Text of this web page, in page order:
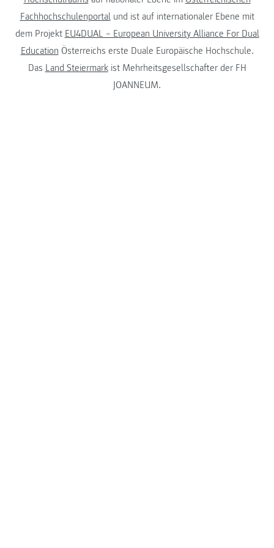
Fachhochschulenportalund ist auf internationaler Ebene mit
dem Projekt EU4DUAL – European University Alliance For Dual
Education Österreichs erste Duale Europäische Hochschule.
Das Land Steiermarkist Mehrheitsgesellschafter der FH
JOANNEUM.